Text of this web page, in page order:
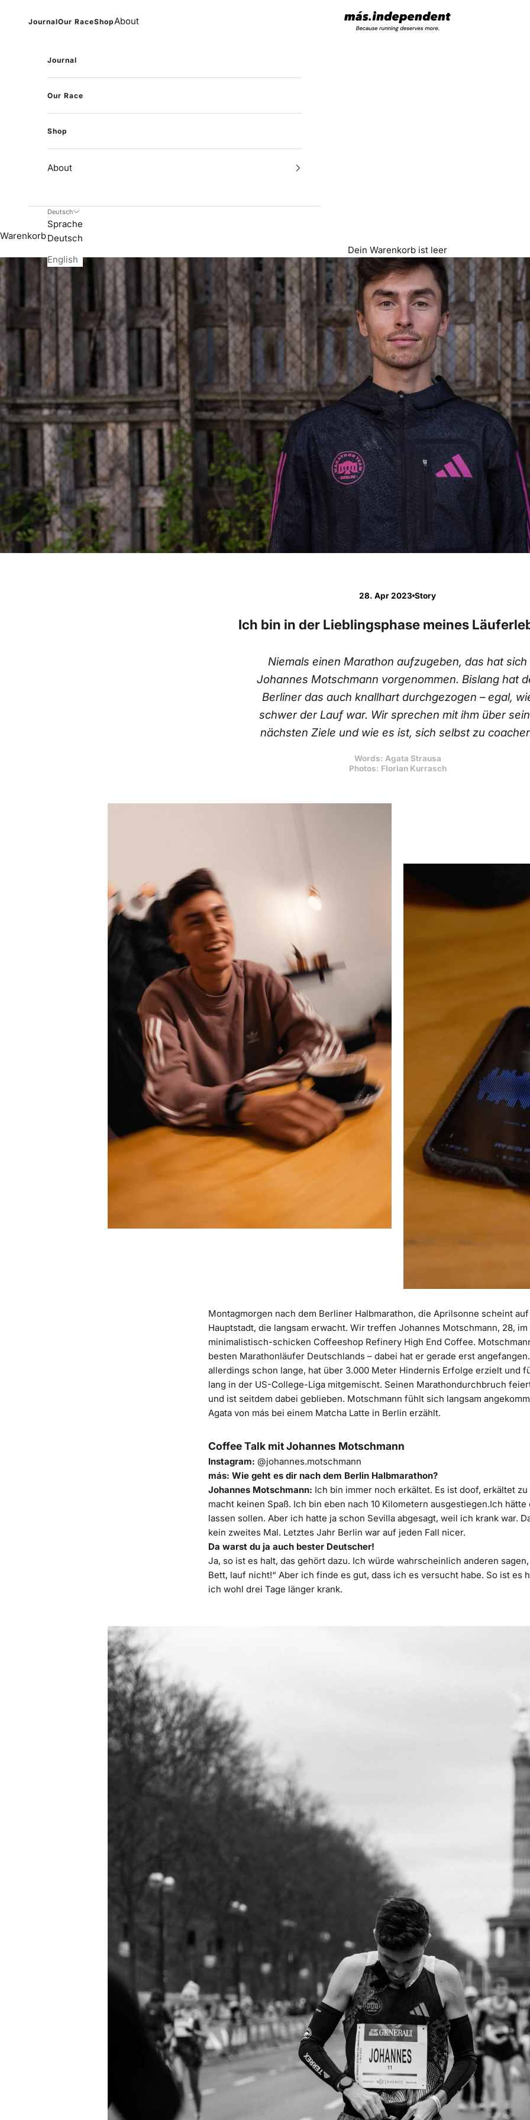
más.independent
JournalOur RaceShopAbout
Journal
Our Race
Shop
About
Deutsch
Sprache
Deutsch
English
Warenkorb
Dein Warenkorb ist leer
28. Apr 2023 Story
Ich bin in der Lieblingsphase meines
Niemals einen Marathon aufzugeben, das hat sich
Johannes Motschmann vorgenommen. Bislang hat
Berliner das auch knallhart durchgezogen – egal,
schwer der Lauf war. Wir sprechen mit ihm über
nächsten Ziele und wie es ist, sich selbst zu
Words: Agata Strausa
Photos: Florian Kurrasch
Montagmorgen nach dem Berliner Halbmarathon, die Aprilsonne scheint
Hauptstadt, die langsam erwacht. Wir treffen Johannes Motschmann, 28, im
minimalistisch-schicken Coffeeshop Refinery High End Coffee.
besten Marathonläufer Deutschlands – dabei hat er gerade erst
allerdings schon lange, hat über 3.000 Meter Hindernis Erfolge erzielt und
lang in der US-College-Liga mitgemischt. Seinen Marathondurchbruch
und ist seitdem dabei geblieben. Motschmann fühlt sich langsam
Agata von más bei einem Matcha Latte in Berlin erzählt.
Coffee Talk mit Johannes Motschmann
Instagram: @johannes.motschmann
más: Wie geht es dir nach dem Berlin Halbmarathon?
Johannes Motschmann: Ich bin immer noch erkältet. Es ist doof, erkältet
macht keinen Spaß. Ich bin eben nach 10 Kilometern ausgestiegen.Ich
lassen sollen. Aber ich hatte ja schon Sevilla abgesagt, weil ich krank war.
kein zweites Mal. Letztes Jahr Berlin war auf jeden Fall nicer.
Da warst du ja auch bester Deutscher!
Ja, so ist es halt, das gehört dazu. Ich würde wahrscheinlich anderen sagen,
Bett, lauf nicht!“ Aber ich finde es gut, dass ich es versucht habe. So ist es
ich wohl drei Tage länger krank.